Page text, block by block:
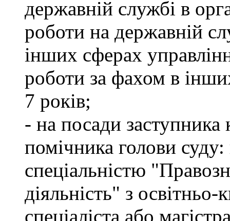
державній службі в
роботи на державній
інших сферах
роботи за фахом в
7 років;
- на посади заступника
помічника голови
спеціальністю
діяльність" з
спеціаліста або